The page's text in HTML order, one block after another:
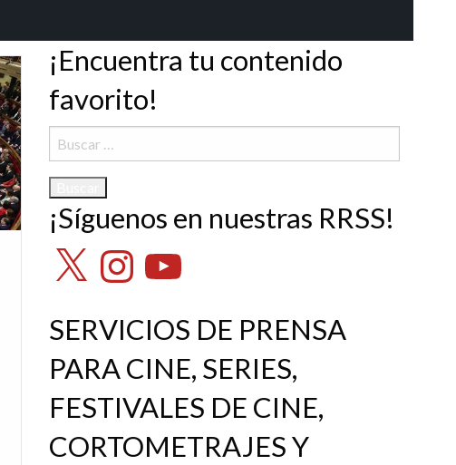
¡Encuentra tu contenido
favorito!
Buscar:
¡Síguenos en nuestras RRSS!
X InstagramYouTube
SERVICIOS DE PRENSA
PARA CINE, SERIES,
FESTIVALES DE CINE,
CORTOMETRAJES Y